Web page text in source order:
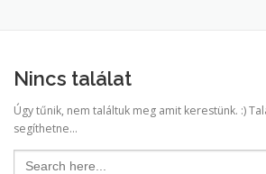
VÁSÁRLÁSI FELTÉTELEK
Nincs találat
Úgy tűnik, nem találtuk meg amit kerestünk. :)
segíthetne...
Search
for: